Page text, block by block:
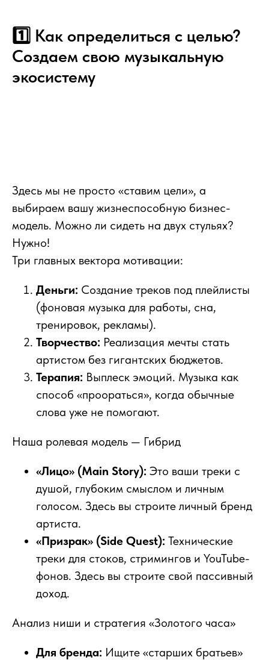
1️⃣ Как определиться с целью?
Создаем свою музыкальную
экосистему
Здесь мы не просто «ставим цели», а
выбираем вашу жизнеспособную бизнес-
модель. Можно ли сидеть на двух стульях?
Нужно!
Три главных вектора мотивации:
Деньги: Создание треков под плейлисты
(фоновая музыка для работы, сна,
тренировок, рекламы).
Творчество: Реализация мечты стать
артистом без гигантских бюджетов.
Терапия: Выплеск эмоций. Музыка как
способ «проораться», когда обычные
слова уже не помогают.
Наша ролевая модель — Гибрид
«Лицо» (Main Story): Это ваши треки с
душой, глубоким смыслом и личным
голосом. Здесь вы строите личный бренд
артиста.
«Призрак» (Side Quest): Технические
треки для стоков, стримингов и YouTube-
фонов. Здесь вы строите свой пассивный
доход.
Анализ ниши и стратегия «Золотого часа»
Для бренда: Ищите «старших братьев»